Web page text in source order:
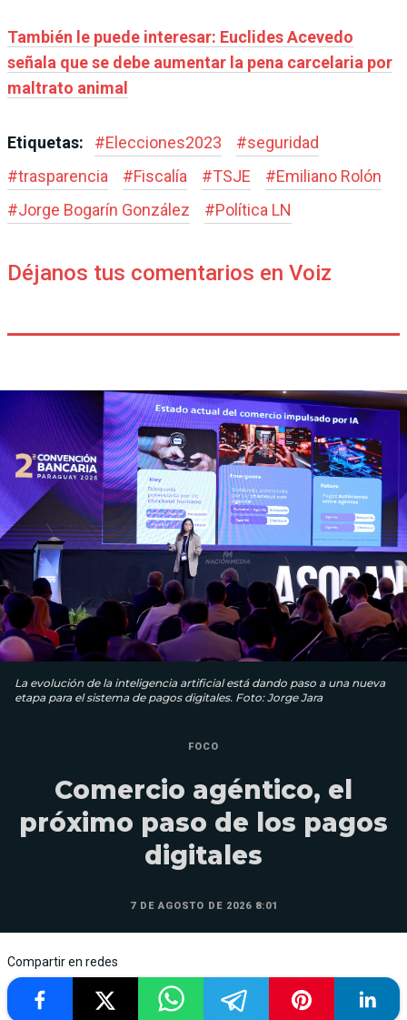
También le puede interesar: Euclides Acevedo
señala que se debe aumentar la pena carcelaria por
maltrato animal
Etiquetas: #Elecciones2023 #seguridad
#trasparencia #Fiscalía #TSJE #Emiliano Rolón
#Jorge Bogarín González #Política LN
Déjanos tus comentarios en Voiz
La evolución de la inteligencia artificial está dando paso a una nueva
etapa para el sistema de pagos digitales. Foto: Jorge Jara
FOCO
Comercio agéntico, el
próximo paso de los pagos
digitales
7 DE AGOSTO DE 2026 8:01
Compartir en redes